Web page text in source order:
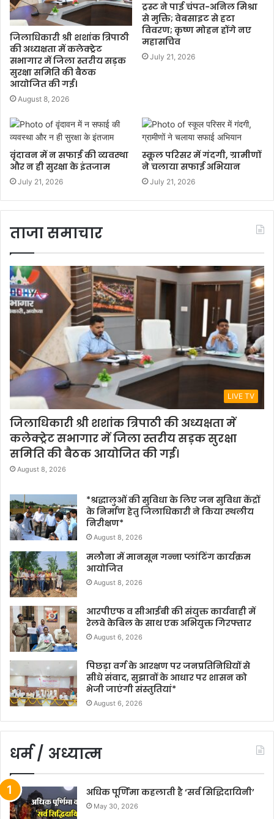
जिलाधिकारी श्री शशांक त्रिपाठी
की अध्यक्षता में कलेक्ट्रेट
सभागार में जिला स्तरीय सड़क
सुरक्षा समिति की बैठक
आयोजित की गई।
August 8, 2026
ट्रस्ट ने पाई चंपत-अनिल मिश्रा
से मुक्ति; वेबसाइट से हटा
विवरण; कृष्ण मोहन होंगे नए
महासचिव
July 21, 2026
वृंदावन में न सफाई की व्यवस्था
और न ही सुरक्षा के इंतजाम
July 21, 2026
स्कूल परिसर में गंदगी, ग्रामीणों
ने चलाया सफाई अभियान
July 21, 2026
ताजा समाचार
LIVE TV
जिलाधिकारी श्री शशांक त्रिपाठी की अध्यक्षता में
कलेक्ट्रेट सभागार में जिला स्तरीय सड़क सुरक्षा
समिति की बैठक आयोजित की गई।
August 8, 2026
*श्रद्धालुओं की सुविधा के लिए जन सुविधा केंद्रों
के निर्माण हेतु जिलाधिकारी ने किया स्थलीय
निरीक्षण*
August 8, 2026
मलौना में मानसून गन्ना प्लांटिंग कार्यक्रम
आयोजित
August 8, 2026
आरपीएफ व सीआईबी की संयुक्त कार्यवाही में
रेलवे केबिल के साथ एक अभियुक्त गिरफ्तार
August 6, 2026
पिछड़ा वर्ग के आरक्षण पर जनप्रतिनिधियों से
सीधे संवाद, सुझावों के आधार पर शासन को
भेजी जाएंगी संस्तुतियां*
August 6, 2026
धर्म / अध्यात्म
अधिक पूर्णिमा कहलाती है ‘सर्व सिद्धिदायिनी’
May 30, 2026